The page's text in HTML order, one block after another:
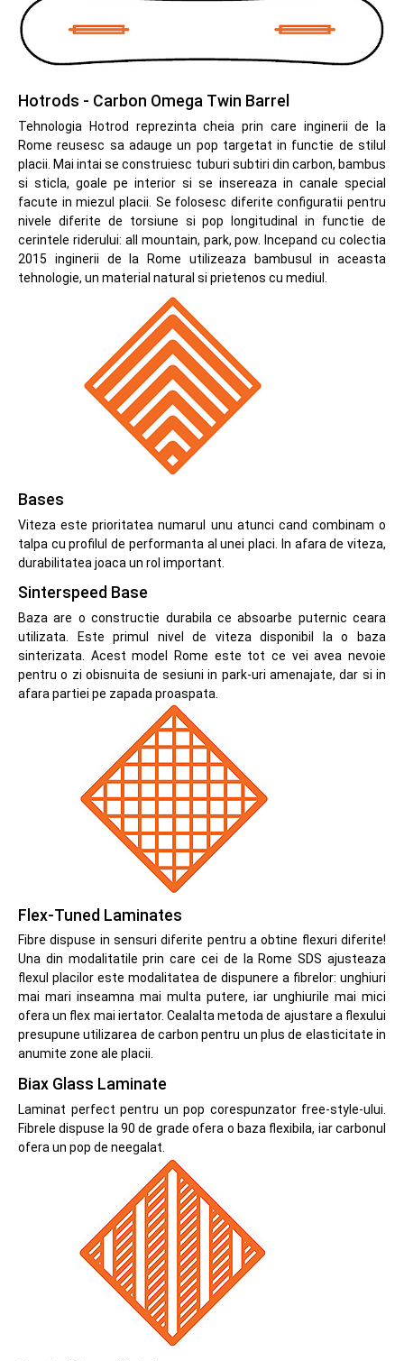
Hotrods - Carbon Omega Twin Barrel
Tehnologia Hotrod reprezinta cheia prin care inginerii de la
Rome reusesc sa adauge un pop targetat in functie de stilul
placii. Mai intai se construiesc tuburi subtiri din carbon, bambus
si sticla, goale pe interior si se insereaza in canale special
facute in miezul placii. Se folosesc diferite configuratii pentru
nivele diferite de torsiune si pop longitudinal in functie de
cerintele riderului: all mountain, park, pow. Incepand cu colectia
2015 inginerii de la Rome utilizeaza bambusul in aceasta
tehnologie, un material natural si prietenos cu mediul.
Bases
Viteza este prioritatea numarul unu atunci cand combinam o
talpa cu profilul de performanta al unei placi. In afara de viteza,
durabilitatea joaca un rol important.
Sinterspeed Base
Baza are o constructie durabila ce absoarbe puternic ceara
utilizata. Este primul nivel de viteza disponibil la o baza
sinterizata. Acest model Rome este tot ce vei avea nevoie
pentru o zi obisnuita de sesiuni in park-uri amenajate, dar si in
afara partiei pe zapada proaspata.
Flex-Tuned Laminates
Fibre dispuse in sensuri diferite pentru a obtine flexuri diferite!
Una din modalitatile prin care cei de la Rome SDS ajusteaza
flexul placilor este modalitatea de dispunere a fibrelor: unghiuri
mai mari inseamna mai multa putere, iar unghiurile mai mici
ofera un flex mai iertator. Cealalta metoda de ajustare a flexului
presupune utilizarea de carbon pentru un plus de elasticitate in
anumite zone ale placii.
Biax Glass Laminate
Laminat perfect pentru un pop corespunzator free-style-ului.
Fibrele dispuse la 90 de grade ofera o baza flexibila, iar carbonul
ofera un pop de neegalat.